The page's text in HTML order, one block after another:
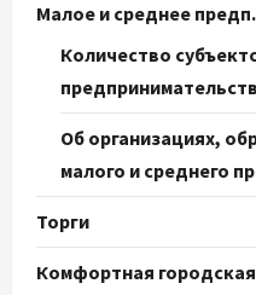
Малое и среднее
Количество
Об организациях,
малого и среднего
Торги
Комфортная